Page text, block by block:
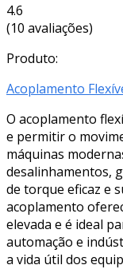
4.6
(10 avaliações)
Produto:
Acoplamento
O acoplamento
e permitir o
máquinas
desalinhamentos,
de torque eficaz e
acoplamento
elevada e é ideal
automação e
a vida útil dos